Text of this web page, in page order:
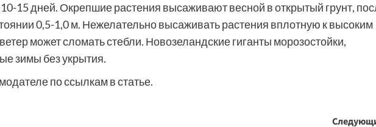
15 дней. Окрепшие растения высаживают весной в открытый грунт,
0,5-1,0 м. Нежелательно высаживать растения вплотную к высоким
может сломать стебли. Новозеландские гиганты морозостойки,
зимы без укрытия.
по ссылкам в статье.